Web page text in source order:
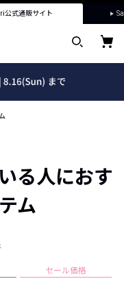
公式通販サイト
る人におす
ム
セール価格